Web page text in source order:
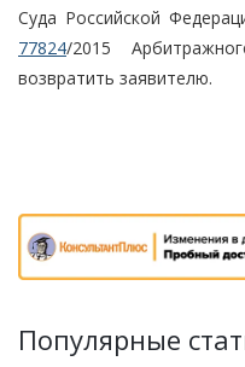
Суда Российской
77824/2015
возвратить заявителю.
Популярные